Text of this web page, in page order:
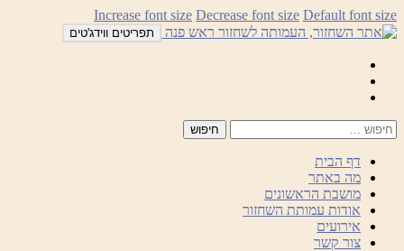
לדלג
לתוכן
Increase font size Decrease font size Default font size
תפריטים ווידג'טים
דף הבית
מה באתר
מושבת הראשונים
אודות עמותת השחזור
אירועים
צור קשר